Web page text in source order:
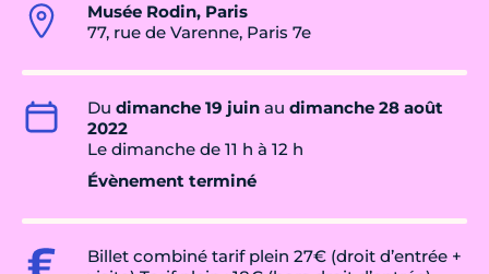
Musée Rodin, Paris
77, rue de Varenne, Paris 7e
Du dimanche 19 juin au dimanche 28 août
2022
Le dimanche de 11 h à 12 h
Évènement terminé
Billet combiné tarif plein 27€ (droit d’entrée +